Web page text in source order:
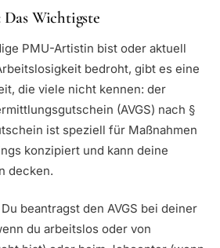
Wichtigste
PMU-Artistin bist oder aktuell
bedroht, gibt es eine
die viele nicht kennen: der
(AVGS) nach §
ist speziell für Maßnahmen
konzipiert und kann deine
decken.
Du beantragst den AVGS bei deiner
du arbeitslos oder von